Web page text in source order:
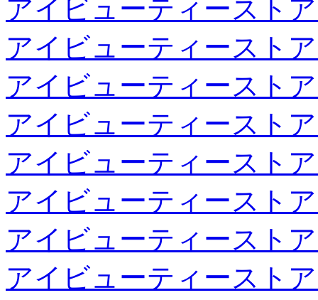
アイビューティースト
アイビューティースト
アイビューティースト
アイビューティースト
アイビューティースト
アイビューティースト
アイビューティースト
アイビューティースト